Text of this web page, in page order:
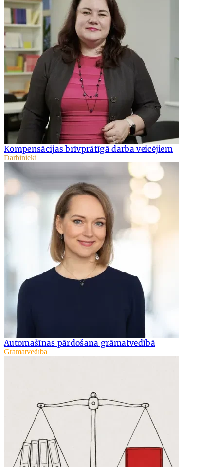
Kompensācijas brīvprātīgā darba veicējiem
Darbinieki
Automašīnas pārdošana grāmatvedībā
Grāmatvedība